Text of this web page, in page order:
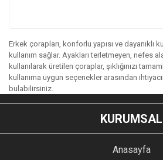
Erkek çorapları, konforlu yapısı ve dayanıklı
kullanım sağlar. Ayakları terletmeyen, nefes
kullanılarak üretilen çoraplar, şıklığınızı
kullanıma uygun seçenekler arasından
bulabilirsiniz.
KURUMSAL
Anasayfa